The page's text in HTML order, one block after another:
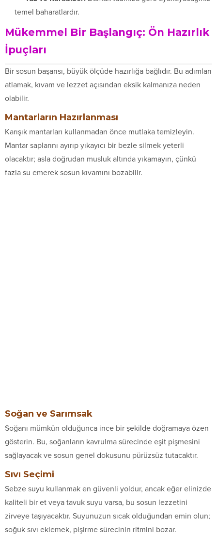
temel baharatlardır.
Mükemmel Bir Başlangıç: Ön Hazırlık
İpuçları
Bir sosun başarısı, büyük ölçüde hazırlığa bağlıdır. Bu adımları
atlamak, kıvam ve lezzet açısından eksik kalmanıza neden
olabilir.
Mantarların Hazırlanması
Karışık mantarları kullanmadan önce mutlaka temizleyin.
Mantar saplarını ayırıp yıkayıcı bir bezle silmek yeterli
olacaktır; asla doğrudan musluk altında yıkamayın, çünkü
fazla su emerek sosun kıvamını bozabilir.
Soğan ve Sarımsak
Soğanı mümkün olduğunca ince bir şekilde doğramaya özen
gösterin. Bu, soğanların kavrulma sürecinde eşit pişmesini
sağlayacak ve sosun genel dokusunu pürüzsüz tutacaktır.
Sıvı Seçimi
Sebze suyu kullanmak en güvenli yoldur, ancak eğer elinizde
kaliteli bir et veya tavuk suyu varsa, bu sosun lezzetini
zirveye taşıyacaktır. Suyunuzun sıcak olduğundan emin olun;
soğuk sıvı eklemek, pişirme sürecinin ritmini bozar.